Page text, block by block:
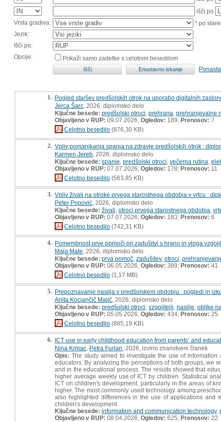
išči po
Vrsta gradiva:
* po
Jezik:
Išči po:
Opcije:
Prikaži samo zadetke s celotnim besedilom
1. Pogled staršev predšolskih otrok na uporabo digitalnih
Jerca Šarc , 2026, diplomsko delo
Ključne besede: predšolski otroci prehrana prehranjevalne
Objavljeno v RUP: 09.07.2026; Ogledov: 189; Prenosov: 7
Celotno besedilo (876,30 KB)
2. Vpliv pomanjkanja spanja na zdravje predšolskih otrok :
Karmen Jereb , 2026, diplomsko delo
Ključne besede: spanje predšolski otroci večerna rutina
Objavljeno v RUP: 07.07.2026; Ogledov: 178; Prenosov: 11
Celotno besedilo (563,85 KB)
3. Vpliv živali na otroke prvega starostnega obdobja v vrtcu :
Peter Popović , 2026, diplomsko delo
Ključne besede: živali otroci prvega starostnega obdobja
Objavljeno v RUP: 07.07.2026; Ogledov: 183; Prenosov: 6
Celotno besedilo (742,31 KB)
4. Pomembnost prve pomoči pri zadušitvi s hrano in vloga
Maja Mate , 2026, diplomsko delo
Ključne besede: prva pomoč zadušitev, otroci
Objavljeno v RUP: 06.05.2026; Ogledov: 389; Prenosov: 41
Celotno besedilo (1,17 MB)
5. Prepoznavanje nasilja v predšolskem obdobju : pogledi in
Anita Kocjančič Malič , 2026, diplomsko delo
Ključne besede: predšolski otroci vzgojitelji nasilje oblike
Objavljeno v RUP: 05.05.2026; Ogledov: 434; Prenosov: 25
Celotno besedilo (885,19 KB)
6. ICT use in early childhood education from parents’ and
Nina Krmac Petra Furlan , 2026, izvirni znanstveni članek
Opis: The study aimed to investigate the use of
educators. By analyzing the perceptions of both groups, we
and in the educational process. The results showed that
higher average weekly use of ICT by children. Statistical
ICT on children's development, particularly in the areas of
higher. The most commonly used technology among
also highlighted differences in the use of applications and
children's development.
Ključne besede: information and communication technology,
Objavljeno v RUP: 08.04.2026; Ogledov: 625; Prenosov: 22